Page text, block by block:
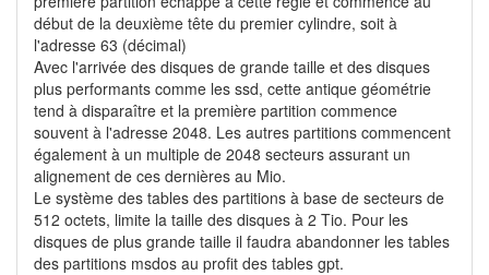
début de la deuxième tête du premier cylindre, soit à
l'adresse 63 (décimal)
Avec l'arrivée des disques de grande taille et des disques
plus performants comme les ssd, cette antique géométrie
tend à disparaître et la première partition commence
souvent à l'adresse 2048. Les autres partitions commencent
également à un multiple de 2048 secteurs assurant un
alignement de ces dernières au Mio.
Le système des tables des partitions à base de secteurs de
512 octets, limite la taille des disques à 2 Tio. Pour les
disques de plus grande taille il faudra abandonner les tables
des partitions msdos au profit des tables gpt.